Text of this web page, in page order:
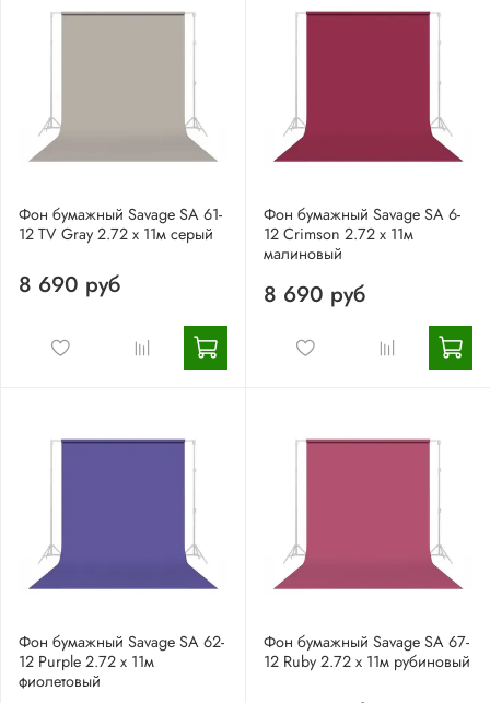
Фон бумажный Savage SA 61-
12 TV Gray 2.72 x 11м серый
8 690 руб
Фон бумажный Savage SA 6-
12 Crimson 2.72 x 11м
малиновый
8 690 руб
Фон бумажный Savage SA 62-
12 Purple 2.72 x 11м
фиолетовый
Фон бумажный Savage SA 67-
12 Ruby 2.72 x 11м рубиновый